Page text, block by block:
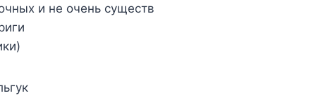
и не очень существ